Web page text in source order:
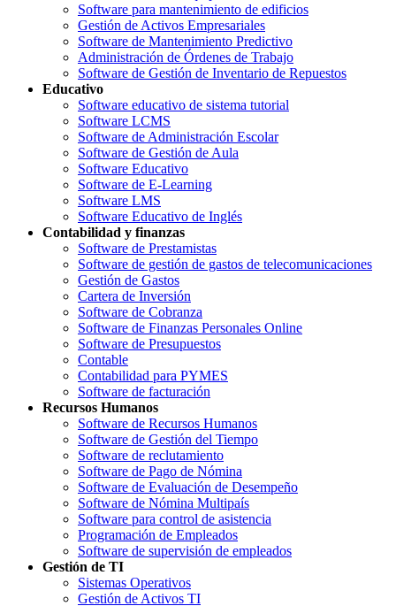
Software para mantenimiento de edificios
Gestión de Activos Empresariales
Software de Mantenimiento Predictivo
Administración de Órdenes de Trabajo
Software de Gestión de Inventario de Repuestos
Educativo
Software educativo de sistema tutorial
Software LCMS
Software de Administración Escolar
Software de Gestión de Aula
Software Educativo
Software de E-Learning
Software LMS
Software Educativo de Inglés
Contabilidad y finanzas
Software de Prestamistas
Software de gestión de gastos de telecomunicaciones
Gestión de Gastos
Cartera de Inversión
Software de Cobranza
Software de Finanzas Personales Online
Software de Presupuestos
Contable
Contabilidad para PYMES
Software de facturación
Recursos Humanos
Software de Recursos Humanos
Software de Gestión del Tiempo
Software de reclutamiento
Software de Pago de Nómina
Software de Evaluación de Desempeño
Software de Nómina Multipaís
Software para control de asistencia
Programación de Empleados
Software de supervisión de empleados
Gestión de TI
Sistemas Operativos
Gestión de Activos TI